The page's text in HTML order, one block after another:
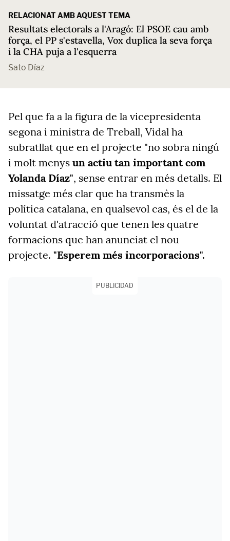
RELACIONAT AMB AQUEST TEMA
Resultats electorals a l'Aragó: El PSOE cau amb
força, el PP s'estavella, Vox duplica la seva força
i la CHA puja a l'esquerra
Sato Díaz
Pel que fa a la figura de la vicepresidenta
segona i ministra de Treball, Vidal ha
subratllat que en el projecte "no sobra ningú
i molt menys un actiu tan important com
Yolanda Díaz", sense entrar en més detalls. El
missatge més clar que ha transmès la
política catalana, en qualsevol cas, és el de la
voluntat d'atracció que tenen les quatre
formacions que han anunciat el nou
projecte. "Esperem més incorporacions".
PUBLICIDAD